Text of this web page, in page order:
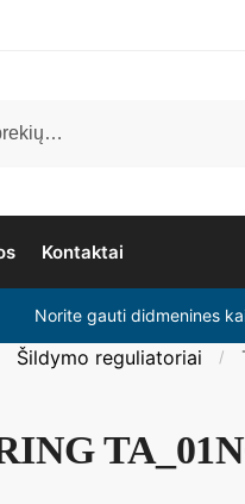
Kontaktai
Norite gauti didmenines
Šildymo reguliatoriai /